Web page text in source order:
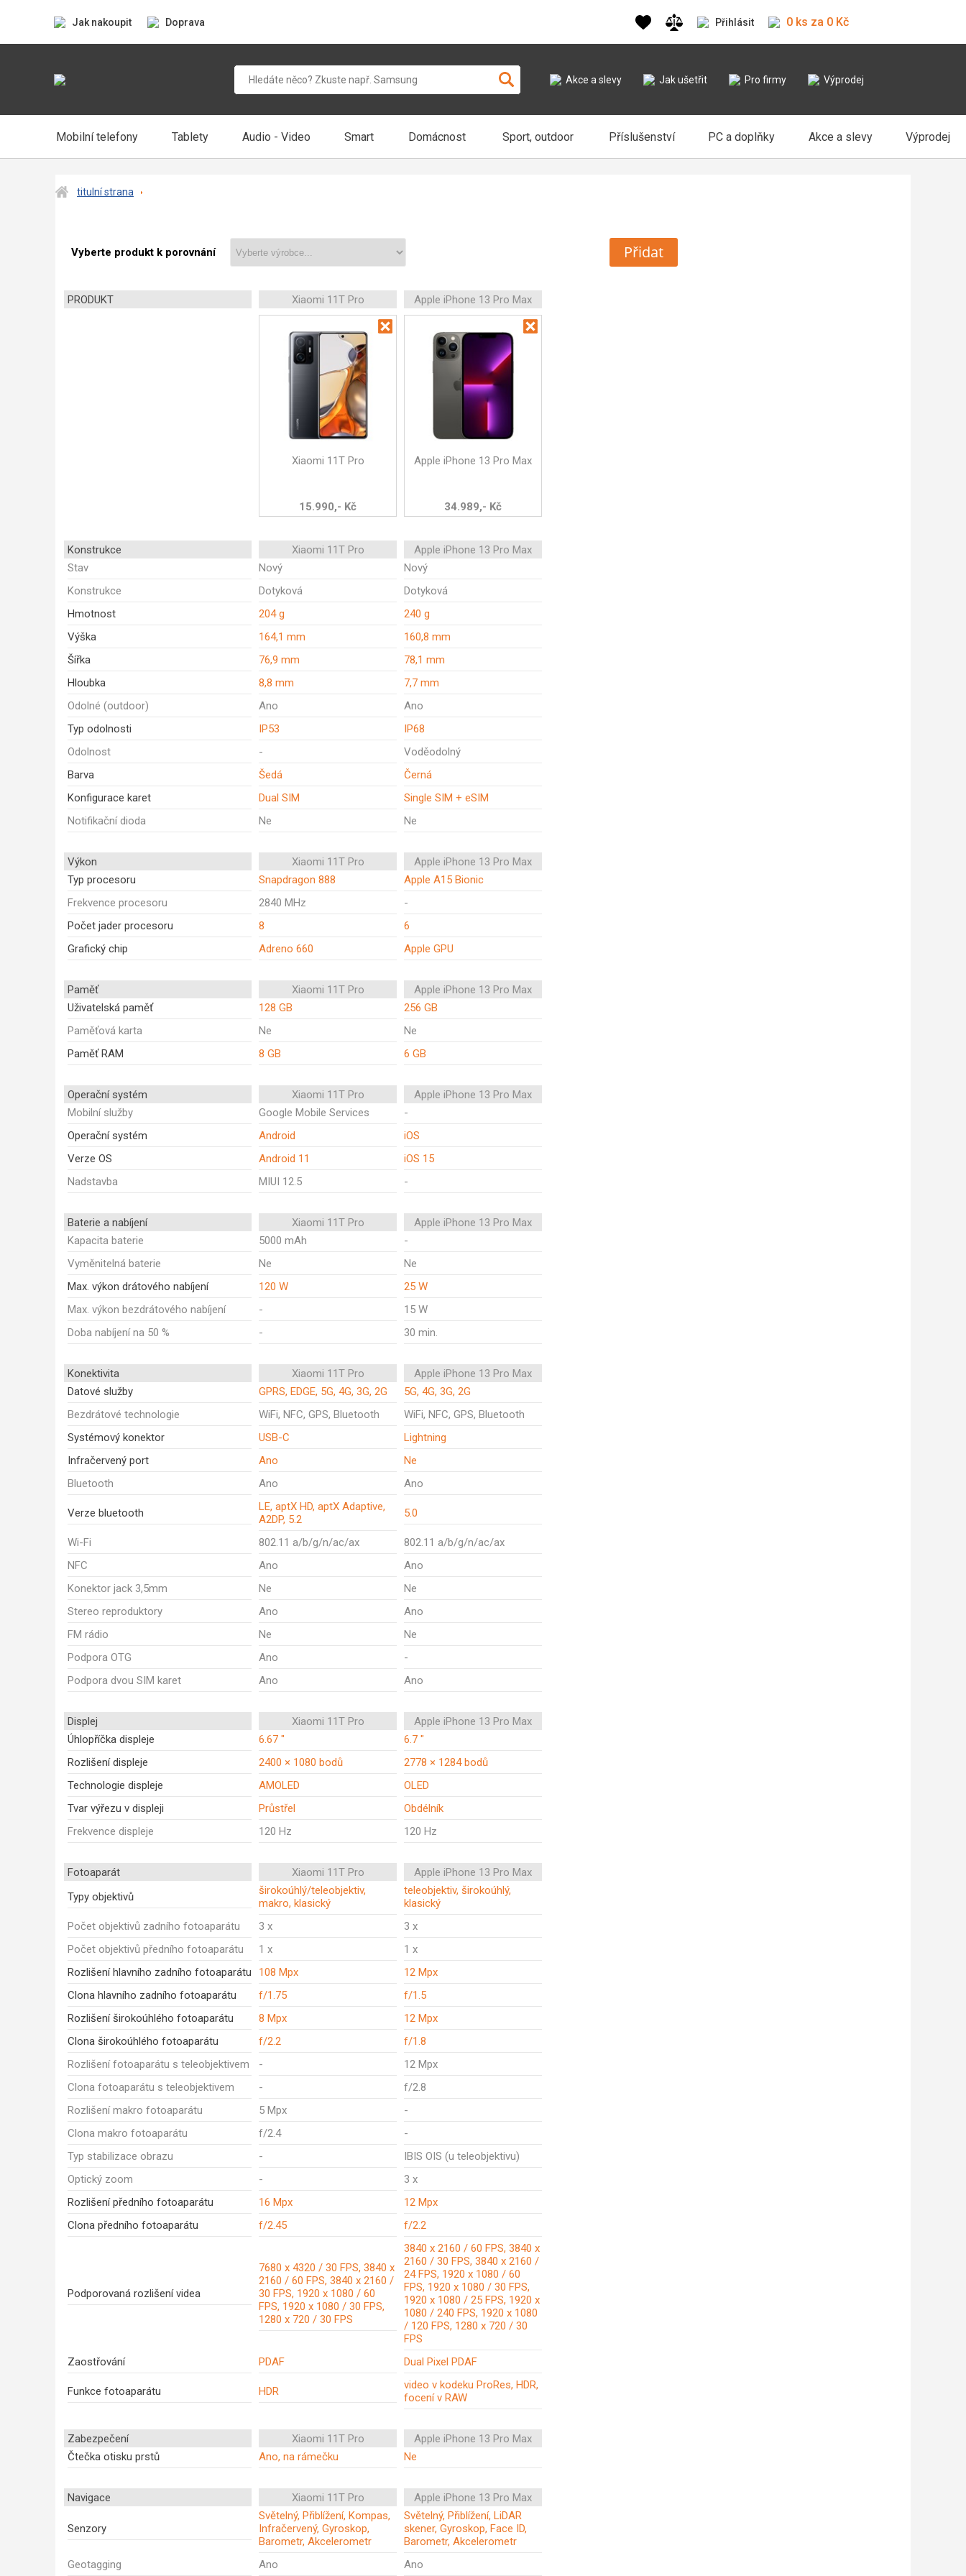
Jak nakoupit Doprava Přihlásit 0 ks za 0 Kč
Akce a slevy Jak ušetřit Pro firmy Výprodej
Mobilní telefony Tablety Audio - Video Smart Domácnost Sport, outdoor Příslušenství PC a doplňky Akce a slevy Výprodej
titulní strana
Vyberte produkt k porovnání Přidat
PRODUKT Xiaomi 11T Pro Apple iPhone 13 Pro Max
Xiaomi 11T Pro
15.990,- Kč
Apple iPhone 13 Pro Max
34.989,- Kč
Konstrukce Xiaomi 11T Pro
Apple iPhone 13 Pro Max
Stav
Nový
Nový
Konstrukce
Dotyková
Dotyková
Hmotnost
204 g
240 g
Výška
164,1 mm
160,8 mm
Šířka
76,9 mm
78,1 mm
Hloubka
8,8 mm
7,7 mm
Odolné (outdoor)
Ano
Ano
Typ odolnosti
IP53
IP68
Odolnost
-
Voděodolný
Barva
Šedá
Černá
Konfigurace karet
Dual SIM
Single SIM + eSIM
Notifikační dioda
Ne Ne
Výkon Xiaomi 11T Pro
Apple iPhone 13 Pro Max
Typ procesoru
Snapdragon 888
Apple A15 Bionic
Frekvence procesoru
2840 MHz
-
Počet jader procesoru
8
6
Grafický chip
Adreno 660 Apple GPU
Paměť Xiaomi 11T Pro
Apple iPhone 13 Pro Max
Uživatelská paměť
128 GB
256 GB
Paměťová karta
Ne
Ne
Paměť RAM
8 GB 6 GB
Operační systém Xiaomi 11T Pro
Apple iPhone 13 Pro Max
Mobilní služby
Google Mobile Services
-
Operační systém
Android
iOS
Verze OS
Android 11
iOS 15
Nadstavba
MIUI 12.5 -
Baterie a nabíjení Xiaomi 11T Pro
Apple iPhone 13 Pro Max
Kapacita baterie
5000 mAh
-
Vyměnitelná baterie
Ne
Ne
Max. výkon drátového nabíjení
120 W
25 W
Max. výkon bezdrátového nabíjení
-
15 W
Doba nabíjení na 50 %
- 30 min.
Konektivita Xiaomi 11T Pro
Apple iPhone 13 Pro Max
Datové služby
GPRS, EDGE, 5G, 4G, 3G, 2G
5G, 4G, 3G, 2G
Bezdrátové technologie
WiFi, NFC, GPS, Bluetooth
WiFi, NFC, GPS, Bluetooth
Systémový konektor
USB-C
Lightning
Infračervený port
Ano
Ne
Bluetooth
Ano Ano
Verze bluetooth
LE, aptX HD, aptX Adaptive,
A2DP, 5.2
5.0
Wi-Fi 802.11 a/b/g/n/ac/ax
802.11 a/b/g/n/ac/ax
NFC
Ano
Ano
Konektor jack 3,5mm
Ne
Ne
Stereo reproduktory
Ano
Ano
FM rádio
Ne
Ne
Podpora OTG
Ano
-
Podpora dvou SIM karet
Ano Ano
Displej Xiaomi 11T Pro
Apple iPhone 13 Pro Max
Úhlopříčka displeje
6.67 "
6.7 "
Rozlišení displeje
2400 × 1080 bodů
2778 × 1284 bodů
Technologie displeje
AMOLED
OLED
Tvar výřezu v displeji
Průstřel
Obdélník
Frekvence displeje
120 Hz 120 Hz
Fotoaparát Xiaomi 11T Pro
Apple iPhone 13 Pro Max
Typy objektivů
širokoúhlý/teleobjektiv,
makro, klasický
teleobjektiv, širokoúhlý,
klasický
Počet objektivů zadního fotoaparátu
3 x
3 x
Počet objektivů předního fotoaparátu
1 x
1 x
Rozlišení hlavního zadního fotoaparátu
108 Mpx
12 Mpx
Clona hlavního zadního fotoaparátu
f/1.75
f/1.5
Rozlišení širokoúhlého fotoaparátu
8 Mpx
12 Mpx
Clona širokoúhlého fotoaparátu
f/2.2
f/1.8
Rozlišení fotoaparátu s teleobjektivem
-
12 Mpx
Clona fotoaparátu s teleobjektivem
-
f/2.8
Rozlišení makro fotoaparátu
5 Mpx
-
Clona makro fotoaparátu
f/2.4
-
Typ stabilizace obrazu
-
IBIS OIS (u teleobjektivu)
Optický zoom
-
3 x
Rozlišení předního fotoaparátu
16 Mpx
12 Mpx
Clona předního fotoaparátu
f/2.45 f/2.2
Podporovaná rozlišení videa
7680 x 4320 / 30 FPS, 3840 x
2160 / 60 FPS, 3840 x 2160 /
30 FPS, 1920 x 1080 / 60
FPS, 1920 x 1080 / 30 FPS,
1280 x 720 / 30 FPS
3840 x 2160 / 60 FPS, 3840 x
2160 / 30 FPS, 3840 x 2160 /
24 FPS, 1920 x 1080 / 60
FPS, 1920 x 1080 / 30 FPS,
1920 x 1080 / 25 FPS, 1920 x
1080 / 240 FPS, 1920 x 1080
/ 120 FPS, 1280 x 720 / 30
FPS
Zaostřování
PDAF Dual Pixel PDAF
Funkce fotoaparátu HDR
video v kodeku ProRes, HDR,
focení v RAW
Zabezpečení Xiaomi 11T Pro
Apple iPhone 13 Pro Max
Čtečka otisku prstů
Ano, na rámečku Ne
Navigace Xiaomi 11T Pro Apple iPhone 13 Pro Max
Senzory
Světelný, Přiblížení, Kompas,
Infračervený, Gyroskop,
Barometr, Akcelerometr
Světelný, Přiblížení, LiDAR
skener, Gyroskop, Face ID,
Barometr, Akcelerometr
Geotagging
Ano Ano